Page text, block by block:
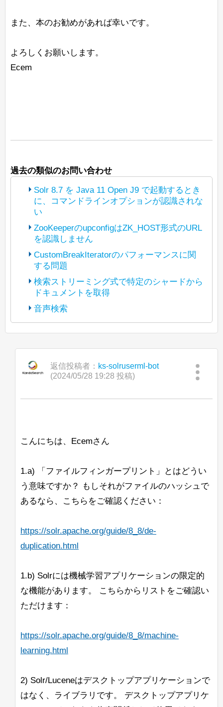
また、本のお勧めがあれば幸いです。
よろしくお願いします。
Ecem
過去の類似のお問い合わせ
Solr 8.7 を Java 11 Open J9 で起動するとき
に、コマンドラインオプションが認識されな
い
(The bot translated the original post
https://lists.apache.org/thread/p3t5jbhwz
y7xgyv1rlyzcqyl5d4295b5
into Japanese and reposted it under
Apache License 2.0. The copyright of
posted content is held by the original
poster.)
こんにちは、
Windows上でOpenJ9 Javaを使ってSolr
その後、コンソールにはガベージコレク
なく起動し、動作しているように見えま
更すると、警告や他の問題は見られませ
ん。
問題が発生します。Solrログには
「Command-line option unrecognised」
ログは正しく作成され、内容も記録され
ています。
これを確認したのは、OpenJDK
以下は私たちの起動コマンドの例です：
よろしくお願いします。
ZooKeeperのupconfigはZK_HOST形式のURL
を認識しません
(The bot translated the original post
https://lists.apache.org/thread/tfpn1tlgosx
67n5omzpkmrdzvsbr02bd
into Japanese and reposted it under
Apache License 2.0. The copyright of
posted content is held by the original
poster.)
こんにちは、
Solrのコントロールスクリプトを使用し
て新しいconfigsetをZooKeeperにアップ
3>/solrを使用すると、configが/solr
ロードされます。
これが意図された動作かどうかについて
助けていただけないでしょうか？
<ip-3>/solrはうまく機能するようで
す。
CustomBreakIteratorのパフォーマンスに関
する問題
(The bot translated the original post
https://lists.apache.org/thread/4kryrpfp9b
dl3dbyb77vnmlfdlcg0dcd
into Japanese and reposted it under
posted content is held by the original
こんにちは、
現在、統合ハイライト機能でカスタム
私はパッセージの見出しをきれいにハイ
の開始であり、終了が単語の終わりであ
るようにしたいです。また、いくつかの
しましたが、このIteratorを使用すると、
すべてのリクエストのqTimeが約1000か
こちらが私の実装へのリンクです。どこ
ができません。（これらの関数が非常に
す）
他のアプローチも含め、すべての提案を
したがって、BreakIteratorや関連する情
報について詳しく学ぶための良いリソー
検索ストリーミング式で特定のシャードから
ドキュメントを取得
https://lists.apache.org/thread/vdqjcy6frv
Apache License 2.0. The copyright of
posted content is held by the original
ームできますか？ 通常の「shards」パ
がないと思います。
--ufuk
音声検索
javadocによると、
BeiderMorseFilterFactoryは
推奨されています。
GermanNormalizationFilterFactoryや
られると、その発音が一致しなくなる可
一方、異なる表記法（ß <-> ss）で書か
れたドイツ語の単語を一致させたいだけ
なら、GermanNormalizationFilterFactory
だけで十分です。
ん。
追伸：私はドイツ語の話者ではなく、上
りません。ただの推測です。
返信投稿者： ks-solruserml-bot
(2024/05/28 19:28 投稿)
こんにちは、Ecemさん
1.a) 「ファイルフィンガープリント」とはどうい
う意味ですか？ もしそれがファイルのハッシュで
あるなら、こちらをご確認ください：
https://solr.apache.org/guide/8_8/de-
duplication.html
1.b) Solrには機械学習アプリケーションの限定的
な機能があります。 こちらからリストをご確認い
ただけます：
https://solr.apache.org/guide/8_8/machine-
learning.html
2) Solr/Luceneはデスクトップアプリケーションで
はなく、ライブラリです。 デスクトップアプリケ